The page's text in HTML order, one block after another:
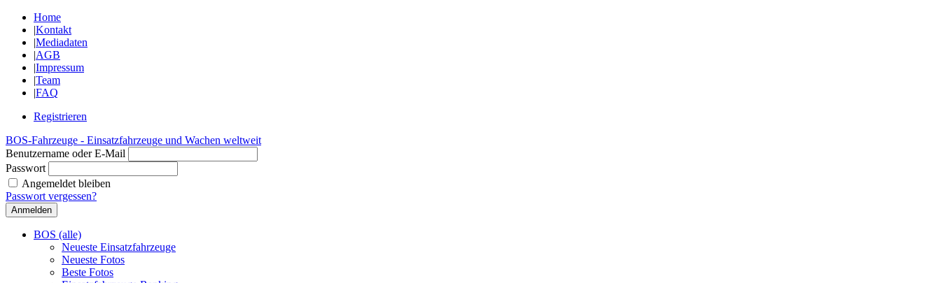
Home
|Kontakt
|Mediadaten
|AGB
|Impressum
|Team
|FAQ
Registrieren
BOS-Fahrzeuge - Einsatzfahrzeuge und Wachen weltweit
Benutzername oder E-Mail
Passwort
Angemeldet bleiben
Passwort vergessen?
BOS (alle)
Neueste Einsatzfahrzeuge
Neueste Fotos
Beste Fotos